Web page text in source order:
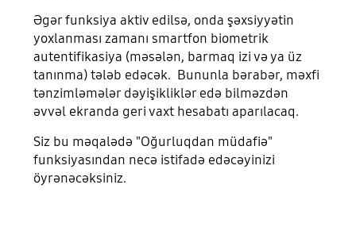
Əgər funksiya aktiv edilsə, onda şəxsiyyətin
yoxlanması zamanı smartfon biometrik
autentifikasiya (məsələn, barmaq izi və ya üz
tanınma) tələb edəcək. Bununla bərabər, məxfi
tənzimləmələr dəyişikliklər edə bilməzdən
əvvəl ekranda geri vaxt hesabatı aparılacaq.
Siz bu məqalədə "Oğurluqdan müdafiə"
funksiyasından necə istifadə edəcəyinizi
öyrənəcəksiniz.